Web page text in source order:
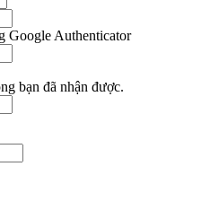
Google Authenticator
bạn đã nhận được.